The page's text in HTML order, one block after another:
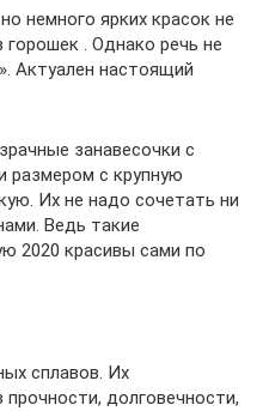
немного ярких красок не
. Однако речь не
Актуален настоящий
занавесочки с
размером с крупную
Их не надо сочетать ни
Ведь такие
2020 красивы сами по
сплавов. Их
долговечности,